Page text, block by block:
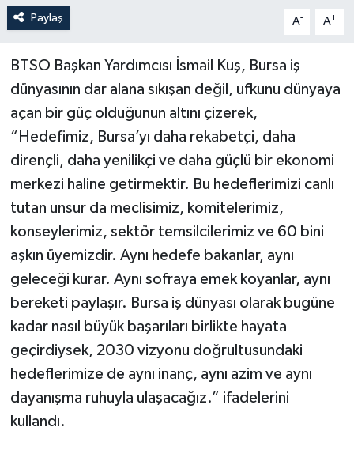
Paylaş A- A+
BTSO Başkan Yardımcısı İsmail Kuş, Bursa iş
dünyasının dar alana sıkışan değil, ufkunu dünyaya
açan bir güç olduğunun altını çizerek,
“Hedefimiz, Bursa’yı daha rekabetçi, daha
dirençli, daha yenilikçi ve daha güçlü bir ekonomi
merkezi haline getirmektir. Bu hedeflerimizi canlı
tutan unsur da meclisimiz, komitelerimiz,
konseylerimiz, sektör temsilcilerimiz ve 60 bini
aşkın üyemizdir. Aynı hedefe bakanlar, aynı
geleceği kurar. Aynı sofraya emek koyanlar, aynı
bereketi paylaşır. Bursa iş dünyası olarak bugüne
kadar nasıl büyük başarıları birlikte hayata
geçirdiysek, 2030 vizyonu doğrultusundaki
hedeflerimize de aynı inanç, aynı azim ve aynı
dayanışma ruhuyla ulaşacağız.” ifadelerini
kullandı.